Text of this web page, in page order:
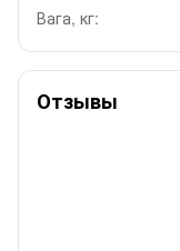
Вага, кг:
Отзывы